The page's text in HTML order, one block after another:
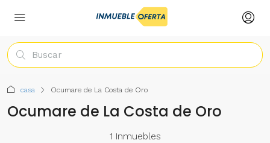
casa Ocumare de La Costa de Oro
Ocumare de La Costa de Oro
1 Inmuebles